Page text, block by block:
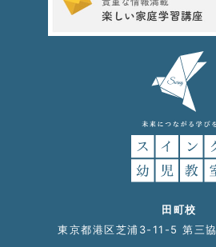
田町校
東京都港区芝浦3-11-5 第三